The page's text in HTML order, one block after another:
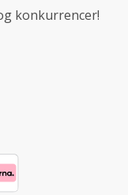
konkurrencer!